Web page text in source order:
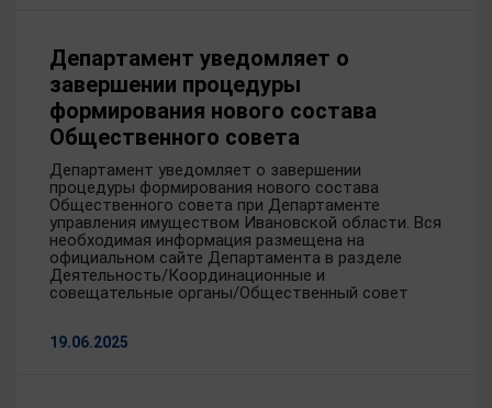
Департамент уведомляет о
завершении процедуры
формирования нового состава
Общественного совета
Департамент уведомляет о завершении
процедуры формирования нового состава
Общественного совета при Департаменте
управления имуществом Ивановской области. Вся
необходимая информация размещена на
официальном сайте Департамента в разделе
Деятельность/Координационные и
совещательные органы/Общественный совет
19.06.2025